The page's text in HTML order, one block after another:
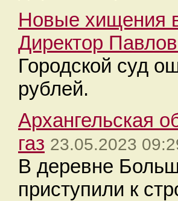
Новые хищения
Директор
Городской суд
рублей.
Архангельская
газ 23.05.2023
В деревне
приступили к